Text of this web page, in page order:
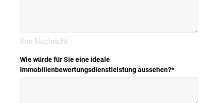
Ihre Nachricht
Wie würde für Sie eine ideale
Immobilienbewertungsdienstleistung aussehen?*